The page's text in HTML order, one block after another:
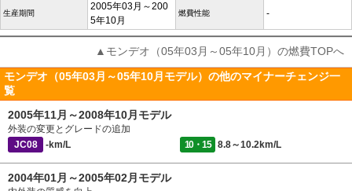
生産期間
2005年03月～200
5年10月
燃費性能 -
▲モンデオ（05年03月～05年10月）の燃費TOPへ
モンデオ（05年03月～05年10月モデル）の他のマイナーチェンジ一
覧
2005年11月～2008年10月モデル
外装の変更とグレードの追加
JC08
-km/L 10・15 8.8～10.2km/L
2004年01月～2005年02月モデル